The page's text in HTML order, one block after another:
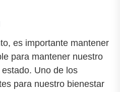
es importante mantener
para mantener nuestro
Uno de los
para nuestro bienestar